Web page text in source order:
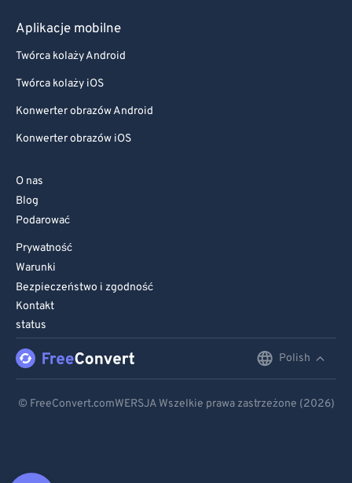
Aplikacje mobilne
Twórca kolaży Android
Twórca kolaży iOS
Konwerter obrazów Android
Konwerter obrazów iOS
O nas
Blog
Podarować
Prywatność
Warunki
Bezpieczeństwo i zgodność
Kontakt
status
Polish
© FreeConvert.comWERSJA Wszelkie prawa zastrzeżone (2026)